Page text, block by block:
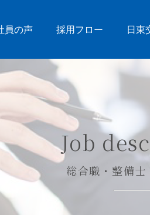
員の声 採用フロー 日東
Job
総合職・整備士